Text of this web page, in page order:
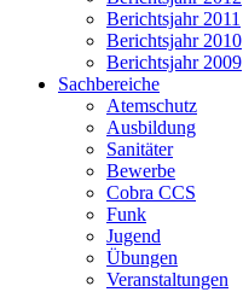
Berichtsjahr 2011
Berichtsjahr 2010
Berichtsjahr 2009
Sachbereiche
Atemschutz
Ausbildung
Sanitäter
Bewerbe
Cobra CCS
Funk
Jugend
Übungen
Veranstaltungen